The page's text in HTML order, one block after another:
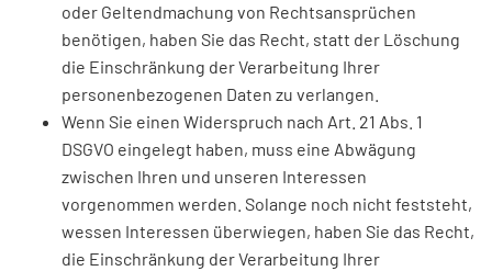
oder Geltendmachung von Rechtsansprüchen
benötigen, haben Sie das Recht, statt der Löschung
die Einschränkung der Verarbeitung Ihrer
personenbezogenen Daten zu verlangen.
Wenn Sie einen Widerspruch nach Art. 21 Abs. 1
DSGVO eingelegt haben, muss eine Abwägung
zwischen Ihren und unseren Interessen
vorgenommen werden. Solange noch nicht feststeht,
wessen Interessen überwiegen, haben Sie das Recht,
die Einschränkung der Verarbeitung Ihrer